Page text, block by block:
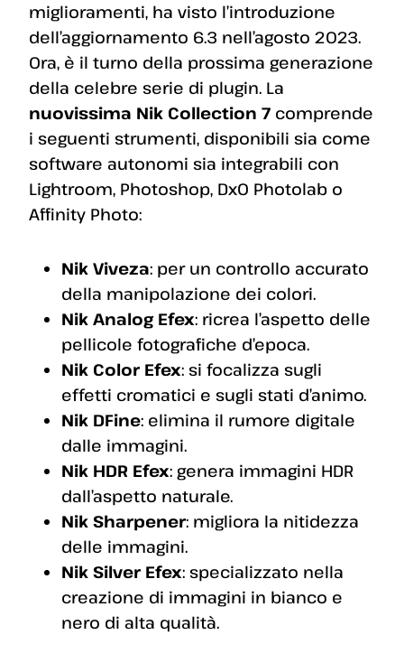
miglioramenti, ha visto l’introduzione
dell’aggiornamento 6.3 nell’agosto 2023.
Ora, è il turno della prossima generazione
della celebre serie di plugin. La
nuovissima Nik Collection 7 comprende
i seguenti strumenti, disponibili sia come
software autonomi sia integrabili con
Lightroom, Photoshop, DxO Photolab o
Affinity Photo:
Nik Viveza: per un controllo accurato
della manipolazione dei colori.
Nik Analog Efex: ricrea l’aspetto delle
pellicole fotografiche d’epoca.
Nik Color Efex: si focalizza sugli
effetti cromatici e sugli stati d’animo.
Nik DFine: elimina il rumore digitale
dalle immagini.
Nik HDR Efex: genera immagini HDR
dall’aspetto naturale.
Nik Sharpener: migliora la nitidezza
delle immagini.
Nik Silver Efex: specializzato nella
creazione di immagini in bianco e
nero di alta qualità.